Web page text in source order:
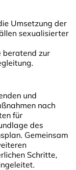
Umsetzung der
sexualisierter
beratend zur
und
nach
für
des
Gemeinsam
Schritte,